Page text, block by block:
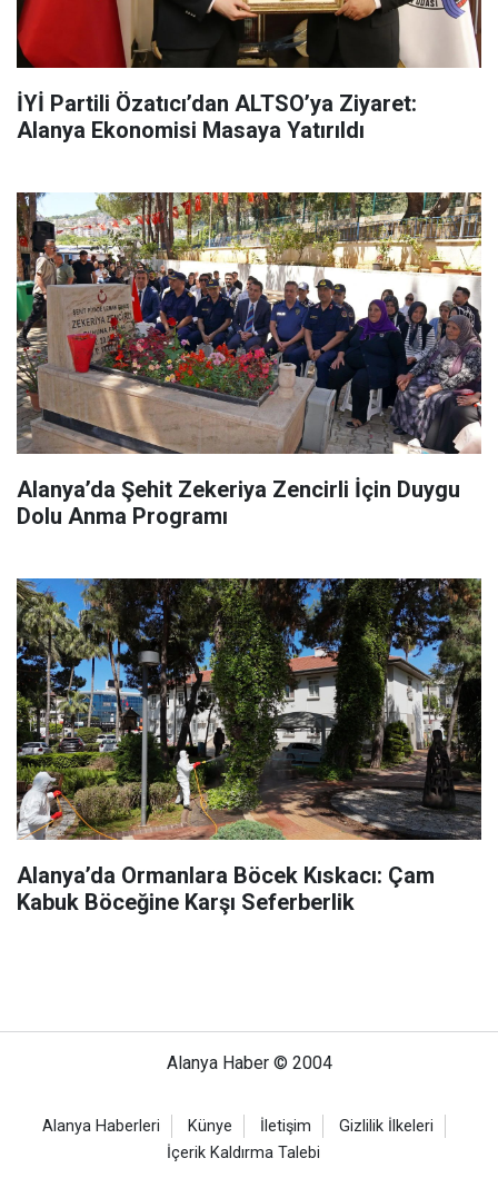
İYİ Partili Özatıcı’dan ALTSO’ya Ziyaret:
Alanya Ekonomisi Masaya Yatırıldı
Alanya’da Şehit Zekeriya Zencirli İçin Duygu
Dolu Anma Programı
Alanya’da Ormanlara Böcek Kıskacı: Çam
Kabuk Böceğine Karşı Seferberlik
Alanya Haber © 2004
Alanya Haberleri Künye İletişim
Gizlilik İlkeleri
İçerik Kaldırma Talebi